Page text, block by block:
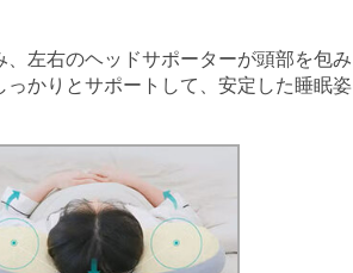
左右のヘッドサポーターが頭部を包み
かりとサポートして、安定した睡眠姿